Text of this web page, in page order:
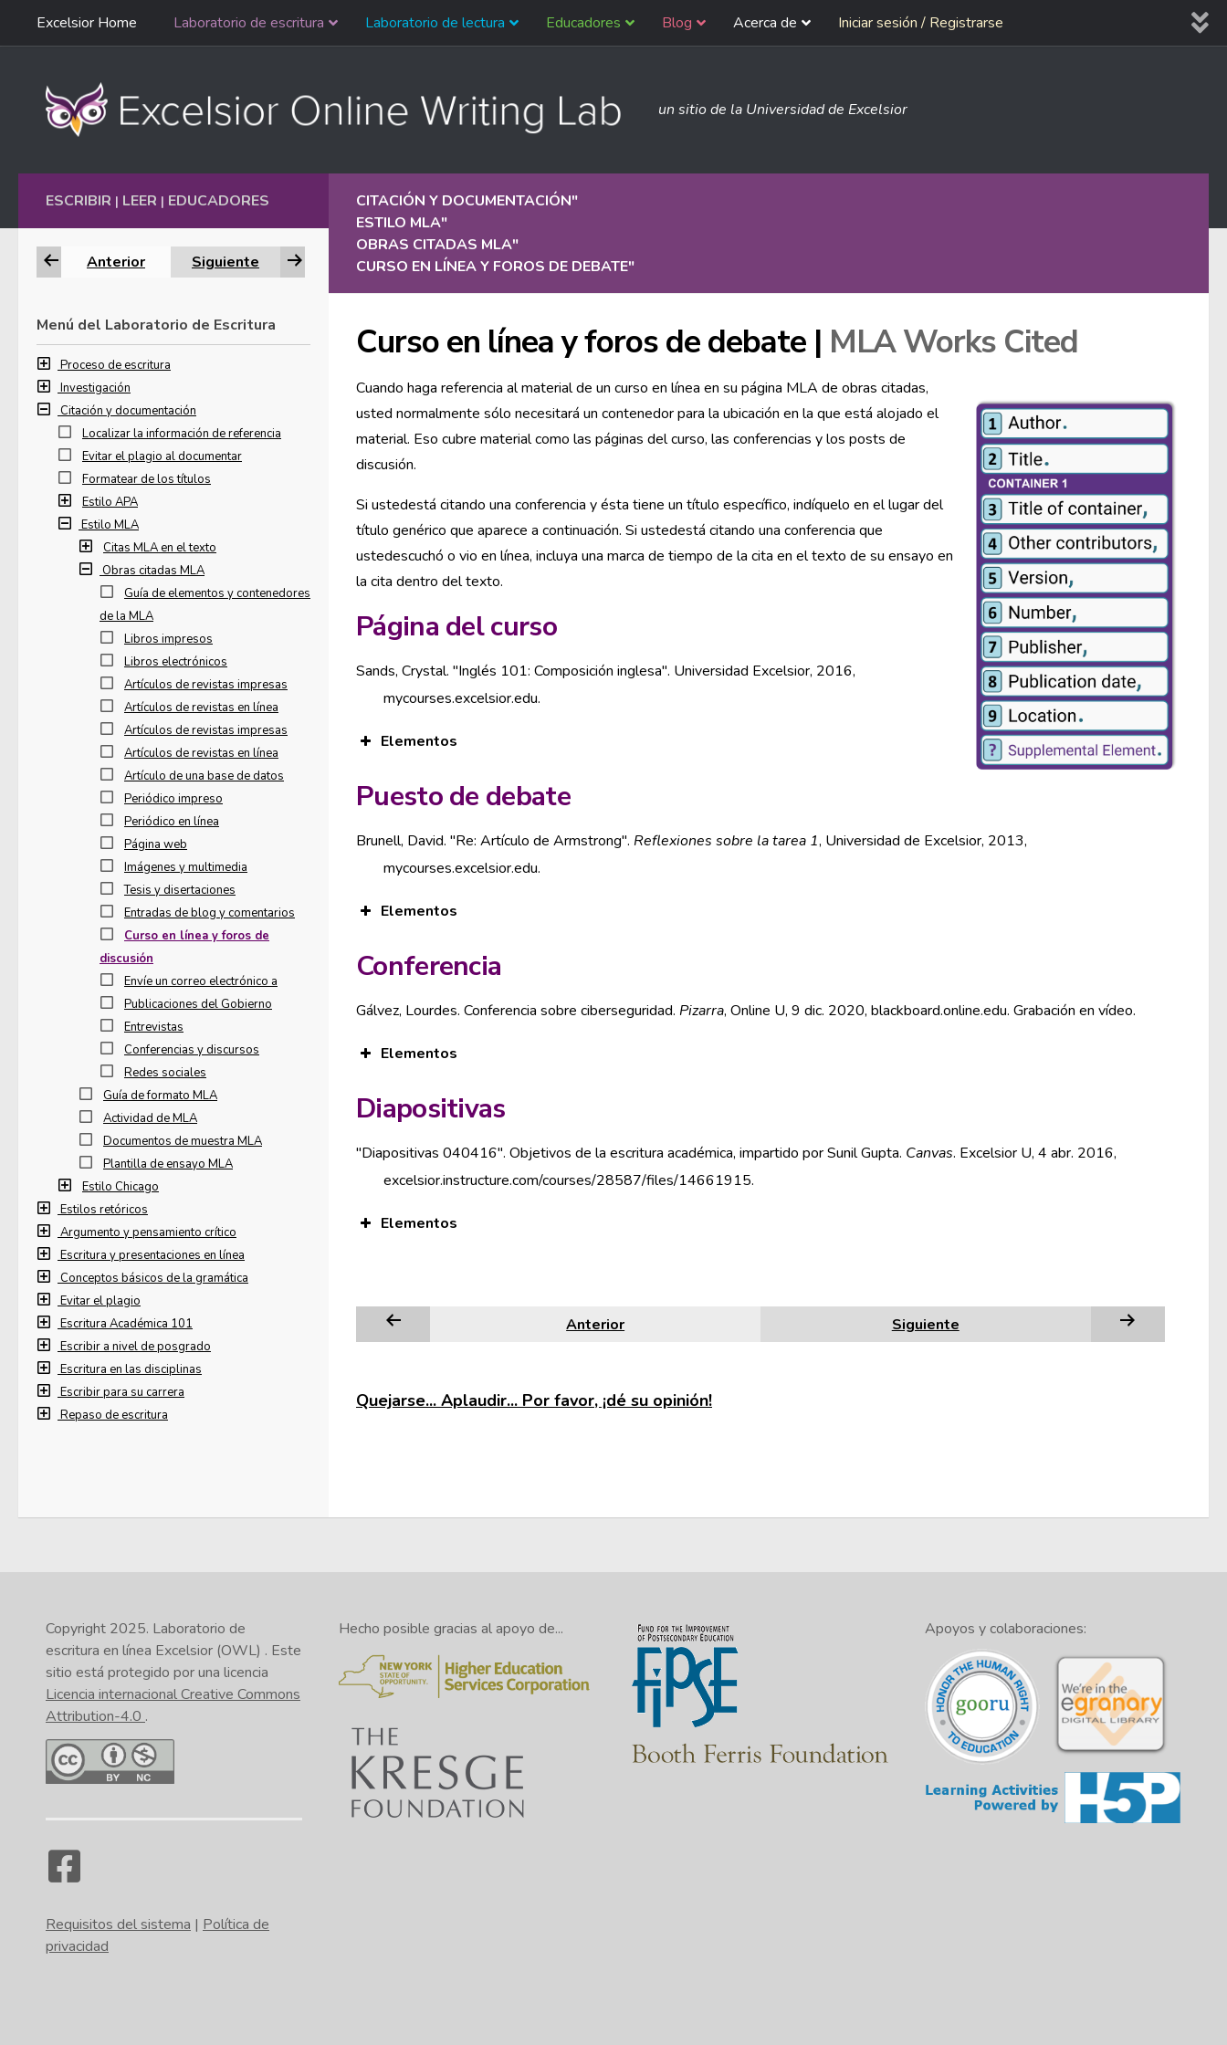
Ir al contenido
navegación
Excelsior Home Laboratorio de escritura Laboratorio de lectura Educadores Blog Acerca de Iniciar sesión / Registrarse
un sitio de la Universidad de Excelsior
CITACIÓN Y DOCUMENTACIÓN"
ESTILO MLA"
OBRAS CITADAS MLA"
CURSO EN LÍNEA Y FOROS DE DEBATE"
Curso en línea y foros de debate | MLA Works Cited
Cuando haga referencia al material de un curso en línea en su página MLA de obras citadas,
usted normalmente sólo necesitará un contenedor para la ubicación en la que está alojado el
material. Eso cubre material como las páginas del curso, las conferencias y los posts de
discusión.
Si ustedestá citando una conferencia y ésta tiene un título específico, indíquelo en el lugar del
título genérico que aparece a continuación. Si ustedestá citando una conferencia que
ustedescuchó o vio en línea, incluya una marca de tiempo de la cita en el texto de su ensayo en
la cita dentro del texto.
Página del curso
Sands, Crystal. "Inglés 101: Composición inglesa". Universidad Excelsior, 2016,
mycourses.excelsior.edu.
Elementos
Puesto de debate
Brunell, David. "Re: Artículo de Armstrong". Reflexiones sobre la tarea 1, Universidad de Excelsior, 2013,
mycourses.excelsior.edu.
Elementos
Conferencia
Gálvez, Lourdes. Conferencia sobre ciberseguridad. Pizarra, Online U, 9 dic. 2020, blackboard.online.edu. Grabación en vídeo.
Elementos
Diapositivas
"Diapositivas 040416". Objetivos de la escritura académica, impartido por Sunil Gupta. Canvas. Excelsior U, 4 abr. 2016,
excelsior.instructure.com/courses/28587/files/14661915.
Elementos
Anterior Siguiente
Quejarse... Aplaudir... Por favor, ¡dé su opinión!
ESCRIBIR | LEER | EDUCADORES
Anterior Siguiente
Menú del Laboratorio de Escritura
Proceso de escritura
Investigación
Citación y documentación
Localizar la información de referencia
Evitar el plagio al documentar
Formatear de los títulos
Estilo APA
Estilo MLA
Citas MLA en el texto
Obras citadas MLA
Guía de elementos y contenedores
de la MLA
Libros impresos
Libros electrónicos
Artículos de revistas impresas
Artículos de revistas en línea
Artículos de revistas impresas
Artículos de revistas en línea
Artículo de una base de datos
Periódico impreso
Periódico en línea
Página web
Imágenes y multimedia
Tesis y disertaciones
Entradas de blog y comentarios
Curso en línea y foros de
discusión
Envíe un correo electrónico a
Publicaciones del Gobierno
Entrevistas
Conferencias y discursos
Redes sociales
Guía de formato MLA
Actividad de MLA
Documentos de muestra MLA
Plantilla de ensayo MLA
Estilo Chicago
Estilos retóricos
Argumento y pensamiento crítico
Escritura y presentaciones en línea
Conceptos básicos de la gramática
Evitar el plagio
Escritura Académica 101
Escribir a nivel de posgrado
Escritura en las disciplinas
Escribir para su carrera
Repaso de escritura
Copyright 2025. Laboratorio de
escritura en línea Excelsior (OWL) . Este
sitio está protegido por una licencia
Licencia internacional Creative Commons
Attribution-4.0 .
Requisitos del sistema | Política de
privacidad
Hecho posible gracias al apoyo de... Apoyos y colaboraciones: